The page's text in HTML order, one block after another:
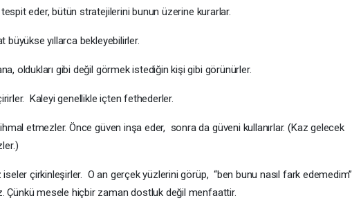
eder, bütün stratejilerini bunun üzerine kurarlar.
büyükse yıllarca bekleyebilirler.
oldukları gibi değil görmek istediğin kişi gibi görünürler.
Kaleyi genellikle içten fethederler.
etmezler. Önce güven inşa eder, sonra da güveni kullanırlar. (Kaz gelecek
çirkinleşirler. O an gerçek yüzlerini görüp, “ben bunu nasıl fark edemedim”
Çünkü mesele hiçbir zaman dostluk değil menfaattir.